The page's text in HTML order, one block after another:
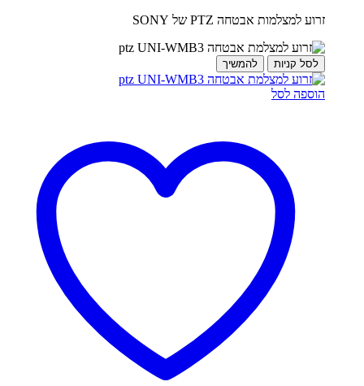
זרוע למצלמות אבטחה PTZ של SONY
לסל קניות להמשיך
הוספה לסל